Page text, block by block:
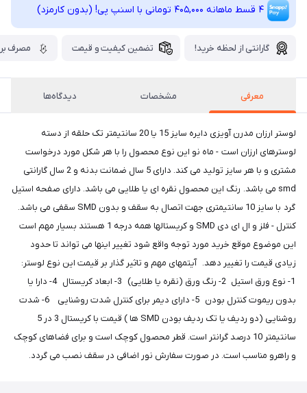
4 قسط ماهانه 405,000 تومانی با اسنپ ‌پی! (بدون کارمزد)
گارانتی از لحظه خرید! تضمین کیفیت و قیمت مصرف
معرفی مشخصات دیدگاه‌ها
لوستر ارزان مدرن آویزی دایره سایز 15 یا 20 سانتیمتر تک حلقه از دسته
لوسترهای ارزان است - ماه نو این نوع محصول را با هر شکل مورد درخواست
مشتری و با هر سایز تولید می کند. دارای 5 سال ضمانت بدنه و 2 سال گارانتی
smd می باشد. رنگ این محصول نقره ای یا طلایی می باشد. دارای صفحه استیل
گرد با سایز 10 سانتیمتری جهت اتصال به سقف و بدون SMD سقفی می باشد.
کنترل - فلز و ال ای دی SMD و کریستالها همه درجه 1 هستند بسیار مهم است
این موضوع موقع خرید مورد توجه واقع شود تغییر اینها می تواند تا حدود
زیادی قیمت را تغییر دهد. آیتمهای مهم و تاثیر گذار بر قیمت این نوع لوستر:
1- نوع ورق استیل 2- رنگ ورق (نقره یا طلایی) 3- ابعاد کریستال 4- دارا یا
بدون ریموت کنترل بودن 5- دارای دیمر برای کنترل شدت روشنایی 6- شدت
روشنایی (دو ردیف یا تک ردیف بودن SMD ها ) قیمت با کریستال 3 در 5
سانتیمتر 10 درصد گرانتر است. قطر محصول کوچک است و برای فضاهای کوچک
و راهرو مناسب است. در صورت سفارش نور اضافی در سقف نصب می گردد.